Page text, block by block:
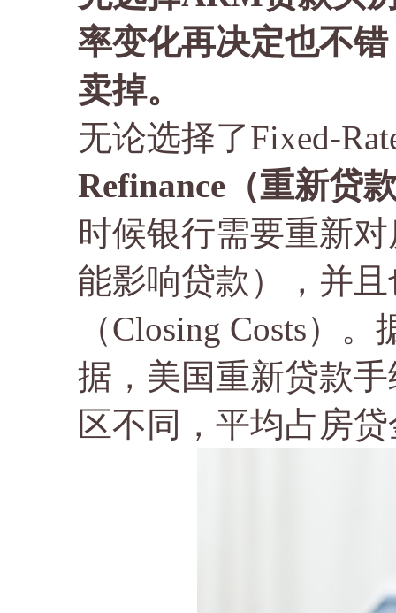
率变化再决定也不
卖掉。
无论选择了Fixed-
Refinance（重新贷
时候银行需要重新
能影响贷款），并
（Closing Costs）
据，美国重新贷款
区不同，平均占房